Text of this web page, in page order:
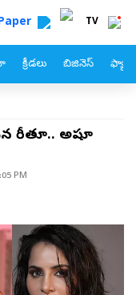
TV
క్రీడలు బిజినెస్
రీతూ.. అషూ
PM